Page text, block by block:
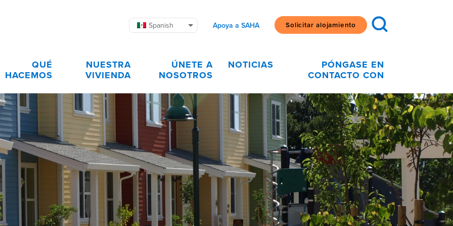
Spanish Apoya a SAHA Solicitar alojamiento
QUÉ
HACEMOS
NUESTRA
VIVIENDA
ÚNETE A
NOSOTROS
NOTICIAS
PÓNGASE EN
CONTACTO CON